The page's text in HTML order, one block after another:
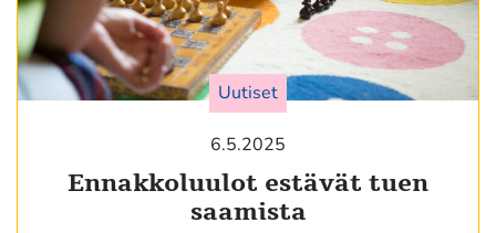
Uutiset
6.5.2025
Ennakkoluulot estävät tuen
saamista